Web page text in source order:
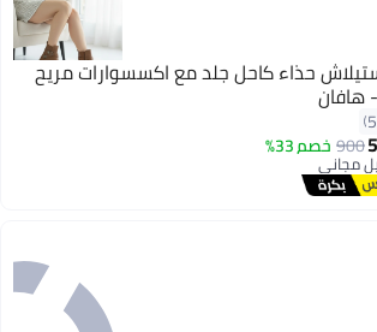
لايف ستيلاش حذاء كاحل جلد مع اكسسوارات مريح
5
900خصم 33%
مجاني
مجاني